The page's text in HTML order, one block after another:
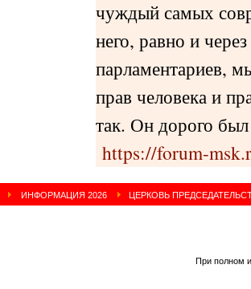
чуждый самых
него, равно и
парламентариев,
прав человека и
так. Он дорого
https://forum-
ИНФОРМАЦИЯ 2026 ЦЕРКОВЬ
При полном